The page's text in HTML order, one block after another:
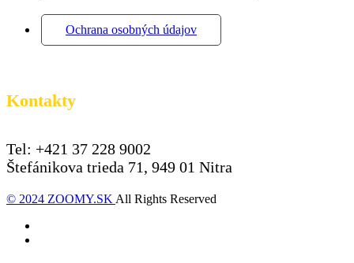
Ochrana osobných údajov
Kontakty
Tel: +421 37 228 9002
Štefánikova trieda 71, 949 01 Nitra
© 2024 ZOOMY.SK All Rights Reserved